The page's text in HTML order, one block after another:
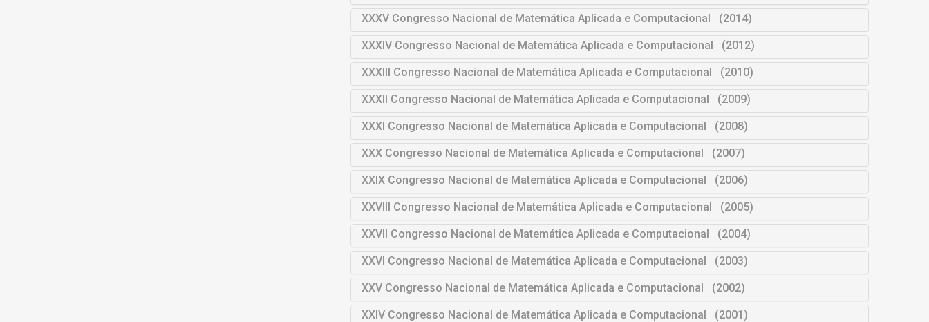
XXXV Congresso Nacional de Matemática Aplicada e Computacional (2014)
XXXIV Congresso Nacional de Matemática Aplicada e Computacional (2012)
XXXIII Congresso Nacional de Matemática Aplicada e Computacional (2010)
XXXII Congresso Nacional de Matemática Aplicada e Computacional (2009)
XXXI Congresso Nacional de Matemática Aplicada e Computacional (2008)
XXX Congresso Nacional de Matemática Aplicada e Computacional (2007)
XXIX Congresso Nacional de Matemática Aplicada e Computacional (2006)
XXVIII Congresso Nacional de Matemática Aplicada e Computacional (2005)
XXVII Congresso Nacional de Matemática Aplicada e Computacional (2004)
XXVI Congresso Nacional de Matemática Aplicada e Computacional (2003)
XXV Congresso Nacional de Matemática Aplicada e Computacional (2002)
XXIV Congresso Nacional de Matemática Aplicada e Computacional (2001)